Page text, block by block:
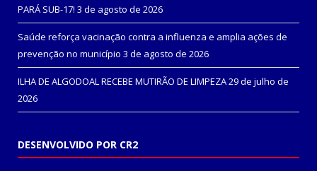
PARÁ SUB-17! 3 de agosto de 2026
Saúde reforça vacinação contra a influenza e amplia ações de
prevenção no município 3 de agosto de 2026
ILHA DE ALGODOAL RECEBE MUTIRÃO DE LIMPEZA29 de julho de
2026
DESENVOLVIDO POR CR2